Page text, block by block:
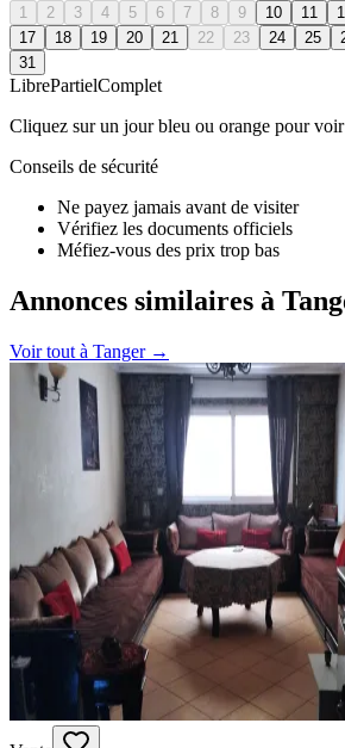
1 2 3 4 5 6 7 8 9 10 11
17
18 19 20 21 22 23 24 25
31
LibrePartielComplet
Cliquez sur un jour bleu ou orange pour
Conseils de sécurité
Ne payez jamais avant de visiter
Vérifiez les documents officiels
Méfiez-vous des prix trop bas
Annonces similaires à
Voir tout à Tanger→